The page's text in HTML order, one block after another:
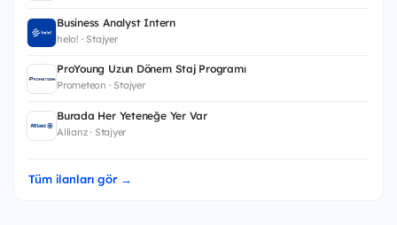
Business Analyst Intern
helo! · Stajyer
ProYoung Uzun Dönem Staj Programı
Prometeon · Stajyer
Burada Her Yeteneğe Yer Var
Allianz · Stajyer
Tüm ilanları gör →